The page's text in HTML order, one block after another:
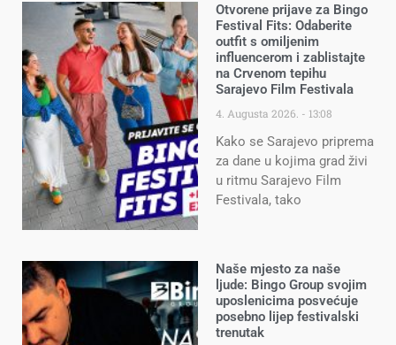
Otvorene prijave za Bingo
Festival Fits: Odaberite
outfit s omiljenim
influencerom i zablistajte
na Crvenom tepihu
Sarajevo Film Festivala
4. Augusta 2026. 13:08
Kako se Sarajevo priprema
za dane u kojima grad živi
u ritmu Sarajevo Film
Festivala, tako
Naše mjesto za naše
ljude: Bingo Group svojim
uposlenicima posvećuje
posebno lijep festivalski
trenutak